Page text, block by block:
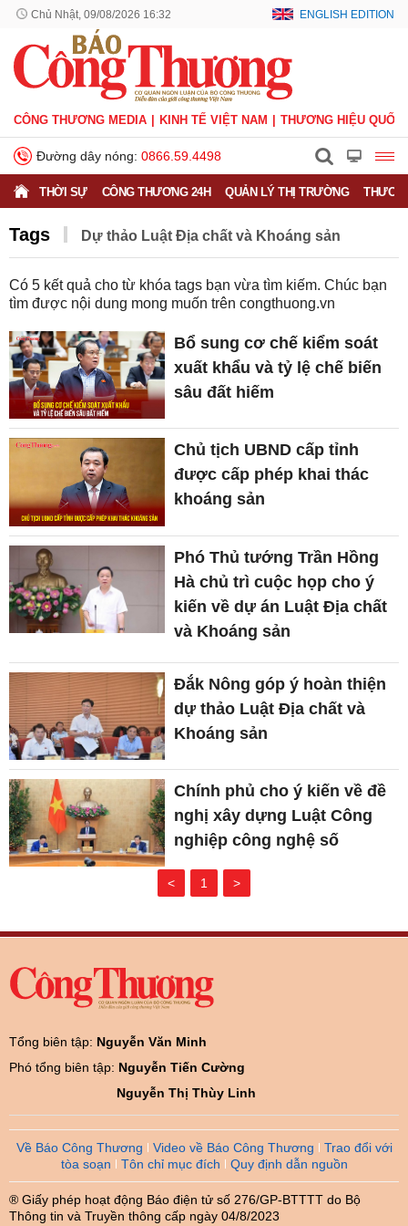
Chủ Nhật, 09/08/2026 16:32 ENGLISH EDITION
CÔNG THƯƠNG MEDIA KINH TẾ VIỆT NAM THƯƠNG HIỆU QUỐC
Đường dây nóng: 0866.59.4498
THỜI SỰ CÔNG THƯƠNG 24H QUẢN LÝ THỊ TRƯỜNG
Tags Dự thảo Luật Địa chất và Khoáng sản
Có 5 kết quả cho từ khóa tags bạn vừa tìm kiếm. Chúc bạn
tìm được nội dung mong muốn trên congthuong.vn
Bổ sung cơ chế kiểm soát
xuất khẩu và tỷ lệ chế biến
sâu đất hiếm
Chủ tịch UBND cấp tỉnh
được cấp phép khai thác
khoáng sản
Phó Thủ tướng Trần Hồng
Hà chủ trì cuộc họp cho ý
kiến về dự án Luật Địa chất
và Khoáng sản
Đắk Nông góp ý hoàn thiện
dự thảo Luật Địa chất và
Khoáng sản
Chính phủ cho ý kiến về đề
nghị xây dựng Luật Công
nghiệp công nghệ số
< 1 >
Tổng biên tập: Nguyễn Văn Minh
Phó tổng biên tập: Nguyễn Tiến Cường
Nguyễn Thị Thùy Linh
Về Báo Công Thương Video về Báo Công Thương
Trao đổi với
tòa soạn
Tôn chỉ mục đích Quy định dẫn nguồn
® Giấy phép hoạt động Báo điện tử số 276/GP-BTTTT do Bộ
Thông tin và Truyền thông cấp ngày 04/8/2023